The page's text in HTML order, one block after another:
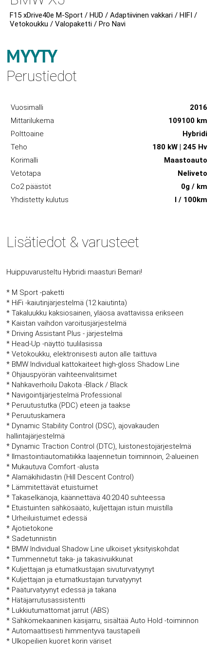
F15 xDrive40e M-Sport / HUD / Adaptiivinen vakkari / HIFI /
Vetokoukku / Valopaketti / Pro Navi
MYYTY
Perustiedot
Vuosimalli
2016
Mittarilukema
109100 km
Polttoaine
Hybridi
Teho
180 kW | 245 Hv
Korimalli
Maastoauto
Vetotapa
Neliveto
Co2 päästöt
0g / km
Yhdistetty kulutus
l / 100km
Lisätiedot & varusteet
Huippuvarusteltu Hybridi maasturi Bemari!
* M Sport -paketti
* HiFi -kaiutinjärjestelmä (12 kaiutinta)
* Takaluukku kaksiosainen, yläosa avattavissa erikseen
* Kaistan vaihdon varoitusjärjestelmä
* Driving Assistant Plus - järjestelmä
* Head-Up -näyttö tuulilasissa
* Vetokoukku, elektronisesti auton alle taittuva
* BMW Individual kattokaiteet high-gloss Shadow Line
* Ohjauspyörän vaihteenvalitsimet
* Nahkaverhoilu Dakota -Black / Black
* Navigointijärjestelmä Professional
* Peruutustutka (PDC) eteen ja taakse
* Peruutuskamera
* Dynamic Stability Control (DSC), ajovakauden
hallintajärjestelmä
* Dynamic Traction Control (DTC), luistonestojärjestelmä
* Ilmastointiautomatiikka laajennetuin toiminnoin, 2-alueinen
* Mukautuva Comfort -alusta
* Alamäkihidastin (Hill Descent Control)
* Lämmitettävät etuistuimet
* Takaselkänoja, käännettävä 40:20:40 suhteessa
* Etuistuinten sähkösäätö, kuljettajan istuin muistilla
* Urheiluistuimet edessä
* Ajotietokone
* Sadetunnistin
* BMW Individual Shadow Line ulkoiset yksityiskohdat
* Tummennetut taka- ja takasivuikkunat
* Kuljettajan ja etumatkustajan sivuturvatyynyt
* Kuljettajan ja etumatkustajan turvatyynyt
* Pääturvatyynyt edessä ja takana
* Hätäjarrutusassistentti
* Lukkiutumattomat jarrut (ABS)
* Sähkömekaaninen käsijarru, sisältää Auto Hold -toiminnon
* Automaattisesti himmentyvä taustapeili
* Ulkopeilien kuoret korin väriset